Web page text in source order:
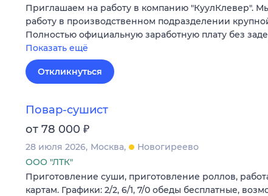
Приглашаем на работу в компанию "КуулКлевер".
работу в производственном подразделении
Полностью официальную заработную плату без
Показать ещё
Откликнуться
Повар-сушист
от 78 000 ₽
28 июля 2026 Москва
Новогиреево
ООО "ЛТК"
Приготовление суши, приготовление роллов,
картам. Графики: 2/2, 6/1, 7/0 обеды бесплатные,